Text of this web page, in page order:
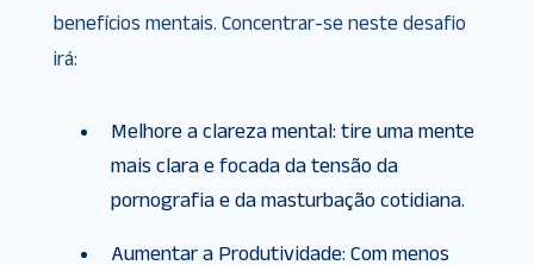
benefícios mentais. Concentrar-se neste desafio
irá:
Melhore a clareza mental: tire uma mente
mais clara e focada da tensão da
pornografia e da masturbação cotidiana.
Aumentar a Produtividade: Com menos